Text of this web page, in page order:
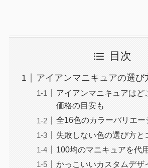
目次
アイアンマニキュアの選び
アイアンマニキュアはど
価格の目安も
全16色のカラーバリエ
失敗しない色の選び方と
100均のマニキュアを代
かっこいいカスタムデザ